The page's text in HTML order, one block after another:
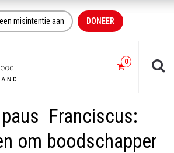
misintentie aan DONEER
Franciscus:
om boodschapper